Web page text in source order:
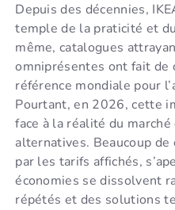
Depuis des décennies,
temple de la praticité et
même, catalogues
omniprésentes ont fait de
référence mondiale pour
Pourtant, en 2026, cette
face à la réalité du marché
alternatives. Beaucoup
par les tarifs affichés,
économies se dissolvent
répétés et des solutions